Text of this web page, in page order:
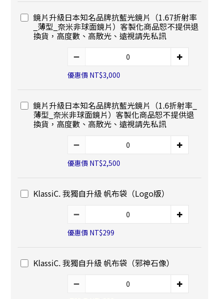
鏡片升級日本知名品牌抗藍光鏡片（1.67折射率
_薄型_奈米非球面鏡片）客製化商品恕不提供退
換貨，高度數、高散光、遠視請先私訊
優惠價 NT$3,000
鏡片升級日本知名品牌抗藍光鏡片（1.6折射率_
薄型_奈米非球面鏡片）客製化商品恕不提供退
換貨，高度數、高散光、遠視請先私訊
優惠價 NT$2,500
KlassiC. 我獨自升級 帆布袋（Logo版）
優惠價 NT$299
KlassiC. 我獨自升級 帆布袋（邪神石像）